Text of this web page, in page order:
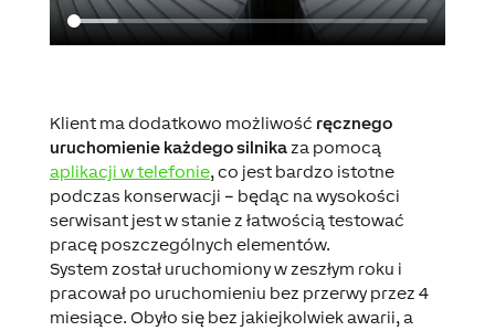
Klient ma dodatkowo możliwość ręcznego
uruchomienie każdego silnikaza pomocą
aplikacji w telefonie, co jest bardzo istotne
podczas konserwacji – będąc na wysokości
serwisant jest w stanie z łatwością testować
pracę poszczególnych elementów.
System został uruchomiony w zeszłym roku i
pracował po uruchomieniu bez przerwy przez 4
miesiące. Obyło się bez jakiejkolwiek awarii, a